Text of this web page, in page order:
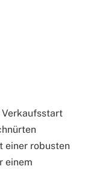
Verkaufsstart
einer robusten
einem